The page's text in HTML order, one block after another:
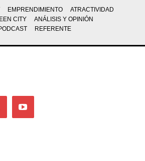
EMPRENDIMIENTO
ATRACTIVIDAD
CITY
ANÁLISIS Y OPINIÓN
REFERENTE